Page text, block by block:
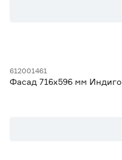
612001461
Фасад 716х596 мм Индиго